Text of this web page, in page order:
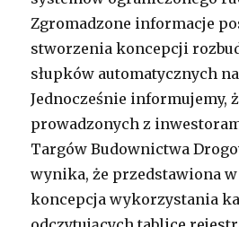
Zgromadzone informacje
stworzenia koncepcji
słupków automatycznych
Jednocześnie informujemy,
prowadzonych z
Targów Budownictwa
wynika, że przedstawiona
koncepcja wykorzystania